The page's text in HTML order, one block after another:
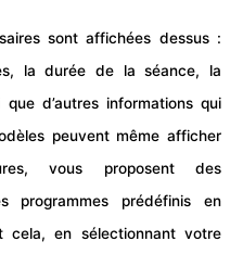
sont affichées dessus :
la durée de la séance, la
d’autres informations qui
peuvent même afficher
vous proposent des
programmes prédéfinis en
en sélectionnant votre